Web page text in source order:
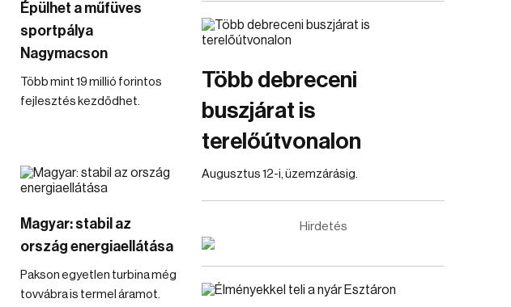
Épülhet a műfüves
sportpálya
Nagymacson
Több mint 19 millió forintos
fejlesztés kezdődhet.
Magyar: stabil az
ország energiaellátása
Pakson egyetlen turbina még
tovvábra is termel áramot.
Több debreceni
buszjárat is
terelőútvonalon
Augusztus 12-i, üzemzárásig.
Hirdetés